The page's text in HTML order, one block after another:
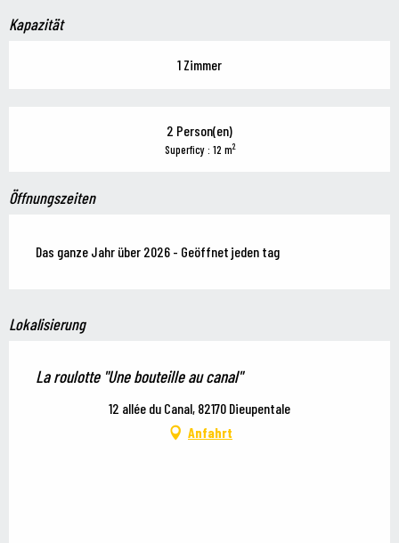
Kapazität
1 Zimmer
2 Person(en)
Superficy : 12 m2
Öffnungszeiten
Das ganze Jahr über 2026 - Geöffnet jeden tag
Lokalisierung
La roulotte "Une bouteille au canal"
12 allée du Canal, 82170 Dieupentale
Anfahrt